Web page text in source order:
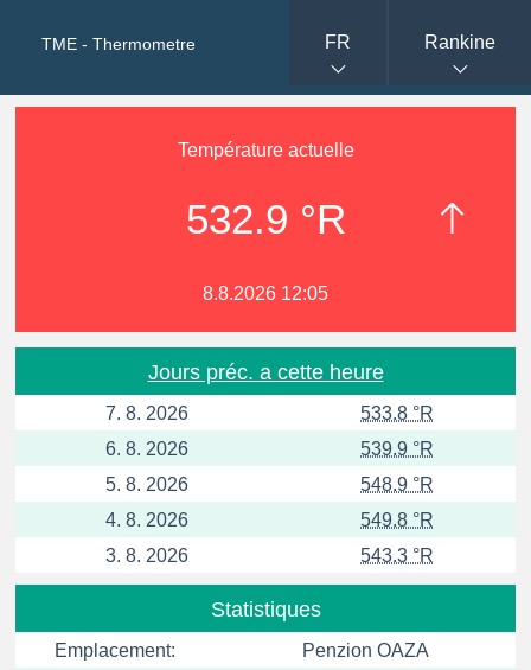
TME - Thermometre FR Rankine
Température actuelle
532.9 °R
8.8.2026 12:05
Jours préc. a cette heure
7. 8. 2026
533.8 °R
6. 8. 2026
539.9 °R
5. 8. 2026
548.9 °R
4. 8. 2026
549.8 °R
3. 8. 2026
543.3 °R
Statistiques
Emplacement:
Penzion OAZA